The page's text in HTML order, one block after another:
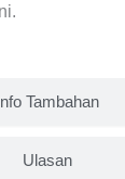
Tambahan
Ulasan